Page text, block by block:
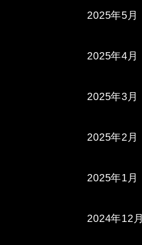
2025年5月
2025年4月
2025年3月
2025年2月
2025年1月
2024年12月